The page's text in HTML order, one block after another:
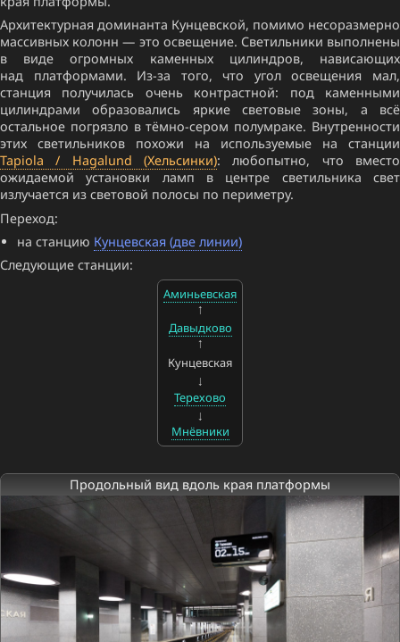
Архитектурная доминанта Кунцевской, помимо несоразмерно
массивных колонн — это освещение. Светильники выполнены
в виде огромных каменных цилиндров, нависающих
над платформами. Из-за того, что угол освещения мал,
станция получилась очень контрастной: под каменными
цилиндрами образовались яркие световые зоны, а всё
остальное погрязло в тёмно-сером полумраке. Внутренности
этих светильников похожи на используемые на станции
Tapiola / Hagalund (Хельсинки): любопытно, что вместо
ожидаемой установки ламп в центре светильника свет
излучается из световой полосы по периметру.
Переход:
на станцию Кунцевская (две линии)
Следующие станции:
Аминьевская
Давыдково
Кунцевская
Терехово
Мнёвники
Продольный вид вдоль края платформы